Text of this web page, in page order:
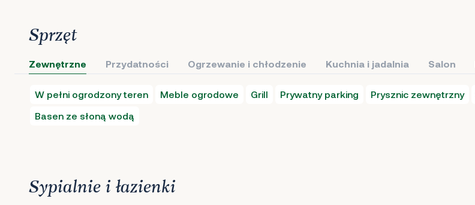
Sprzęt
Zewnętrzne Przydatności Ogrzewanie i chłodzenie Kuchnia i jadalnia Salon
W pełni ogrodzony teren Meble ogrodowe Grill Prywatny parking Prysznic zewnętrzny
Basen ze słoną wodą
Sypialnie i łazienki